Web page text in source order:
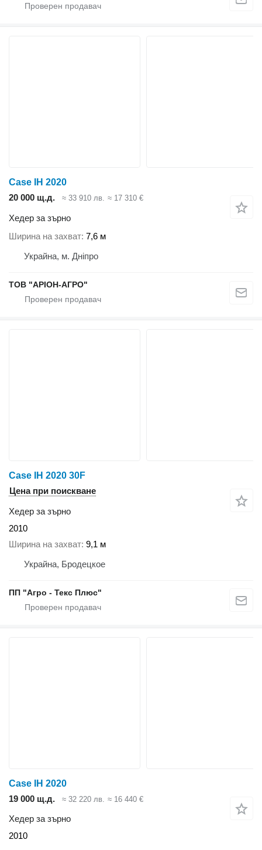
Case IH 2020
20 000 щ.д.
≈ 33 910 лв. ≈ 17 310 €
Хедер за зърно
Ширина на захват 7,6 м
Украйна, м. Дніпро
ТОВ "АРІОН-АГРО"
Case IH 2020 30F
Цена при поискване
Хедер за зърно
2010
Ширина на захват 9,1 м
Украйна, Бродецкое
ПП "Агро - Текс Плюс"
Case IH 2020
19 000 щ.д.
≈ 32 220 лв. ≈ 16 440 €
Хедер за зърно
2010